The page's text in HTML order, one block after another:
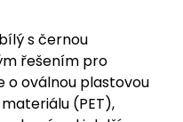
s černou
řešením pro
o oválnou plastovou
(PET),